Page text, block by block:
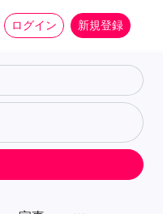
ログイン 新規登録